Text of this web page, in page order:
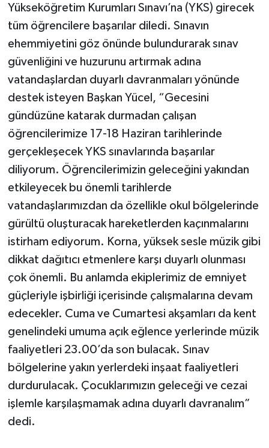
Yükseköğretim Kurumları Sınavı’na (YKS) girecek
tüm öğrencilere başarılar diledi. Sınavın
ehemmiyetini göz önünde bulundurarak sınav
güvenliğini ve huzurunu artırmak adına
vatandaşlardan duyarlı davranmaları yönünde
destek isteyen Başkan Yücel, “Gecesini
gündüzüne katarak durmadan çalışan
öğrencilerimize 17-18 Haziran tarihlerinde
gerçekleşecek YKS sınavlarında başarılar
diliyorum. Öğrencilerimizin geleceğini yakından
etkileyecek bu önemli tarihlerde
vatandaşlarımızdan da özellikle okul bölgelerinde
gürültü oluşturacak hareketlerden kaçınmalarını
istirham ediyorum. Korna, yüksek sesle müzik gibi
dikkat dağıtıcı etmenlere karşı duyarlı olunması
çok önemli. Bu anlamda ekiplerimiz de emniyet
güçleriyle işbirliği içerisinde çalışmalarına devam
edecekler. Cuma ve Cumartesi akşamları da kent
genelindeki umuma açık eğlence yerlerinde müzik
faaliyetleri 23.00’da son bulacak. Sınav
bölgelerine yakın yerlerdeki inşaat faaliyetleri
durdurulacak. Çocuklarımızın geleceği ve cezai
işlemle karşılaşmamak adına duyarlı davranalım”
dedi.